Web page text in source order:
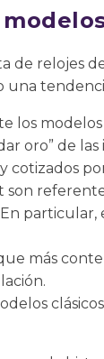
de relojes
los
oro” de
cotizados
En particular,
más